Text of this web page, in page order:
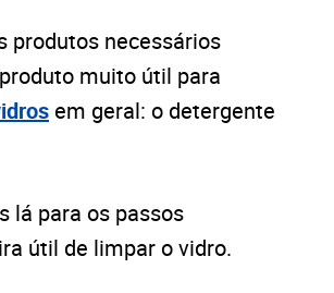
produtos necessários
muito útil para
em geral: o detergente
lá para os passos
útil de limpar o vidro.